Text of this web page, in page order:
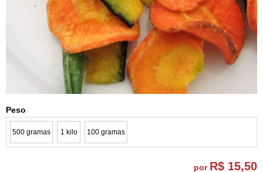
Peso
500 gramas 1 kilo 100 gramas
por R$ 15,50